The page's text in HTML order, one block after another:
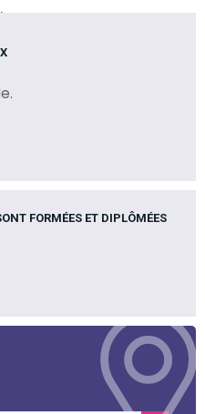
FORMÉES ET DIPLÔMÉES